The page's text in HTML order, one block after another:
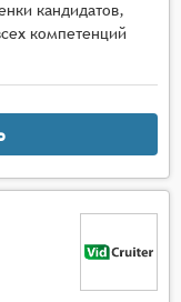
кандидатов,
компетенций